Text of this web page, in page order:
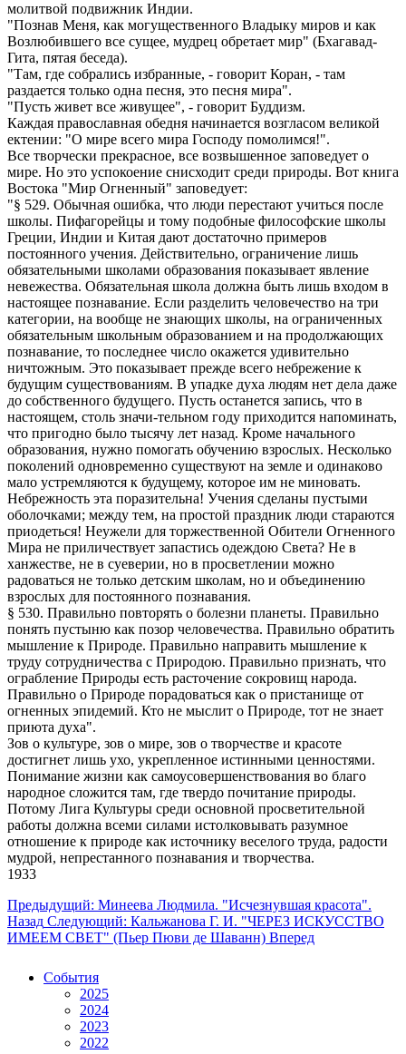
молитвой подвижник Индии.
"Познав Меня, как могущественного Владыку миров и как
Возлюбившего все сущее, мудрец обретает мир" (Бхагавад-
Гита, пятая беседа).
"Там, где собрались избранные, - говорит Коран, - там
раздается только одна песня, это песня мира".
"Пусть живет все живущее", - говорит Буддизм.
Каждая православная обедня начинается возгласом великой
ектении: "О мире всего мира Господу помолимся!".
Все творчески прекрасное, все возвышенное заповедует о
мире. Но это успокоение снисходит среди природы. Вот книга
Востока "Мир Огненный" заповедует:
"§ 529. Обычная ошибка, что люди перестают учиться после
школы. Пифагорейцы и тому подобные философские школы
Греции, Индии и Китая дают достаточно примеров
постоянного учения. Действительно, ограничение лишь
обязательными школами образования показывает явление
невежества. Обязательная школа должна быть лишь входом в
настоящее познавание. Если разделить человечество на три
категории, на вообще не знающих школы, на ограниченных
обязательным школьным образованием и на продолжающих
познавание, то последнее число окажется удивительно
ничтожным. Это показывает прежде всего небрежение к
будущим существованиям. В упадке духа людям нет дела даже
до собственного будущего. Пусть останется запись, что в
настоящем, столь значи-тельном году приходится напоминать,
что пригодно было тысячу лет назад. Кроме начального
образования, нужно помогать обучению взрослых. Несколько
поколений одновременно существуют на земле и одинаково
мало устремляются к будущему, которое им не миновать.
Небрежность эта поразительна! Учения сделаны пустыми
оболочками; между тем, на простой праздник люди стараются
приодеться! Неужели для торжественной Обители Огненного
Мира не приличествует запастись одеждою Света? Не в
ханжестве, не в суеверии, но в просветлении можно
радоваться не только детским школам, но и объединению
взрослых для постоянного познавания.
§ 530. Правильно повторять о болезни планеты. Правильно
понять пустыню как позор человечества. Правильно обратить
мышление к Природе. Правильно направить мышление к
труду сотрудничества с Природою. Правильно признать, что
ограбление Природы есть расточение сокровищ народа.
Правильно о Природе порадоваться как о пристанище от
огненных эпидемий. Кто не мыслит о Природе, тот не знает
приюта духа".
Зов о культуре, зов о мире, зов о творчестве и красоте
достигнет лишь ухо, укрепленное истинными ценностями.
Понимание жизни как самоусовершенствования во благо
народное сложится там, где твердо почитание природы.
Потому Лига Культуры среди основной просветительной
работы должна всеми силами истолковывать разумное
отношение к природе как источнику веселого труда, радости
мудрой, непрестанного познавания и творчества.
1933
Предыдущий: Минеева Людмила. "Исчезнувшая красота".
Назад Следующий: Кальжанова Г. И. "ЧЕРЕЗ ИСКУССТВО
ИМЕЕМ СВЕТ" (Пьер Пюви де Шаванн) Вперед
События
2025
2024
2023
2022